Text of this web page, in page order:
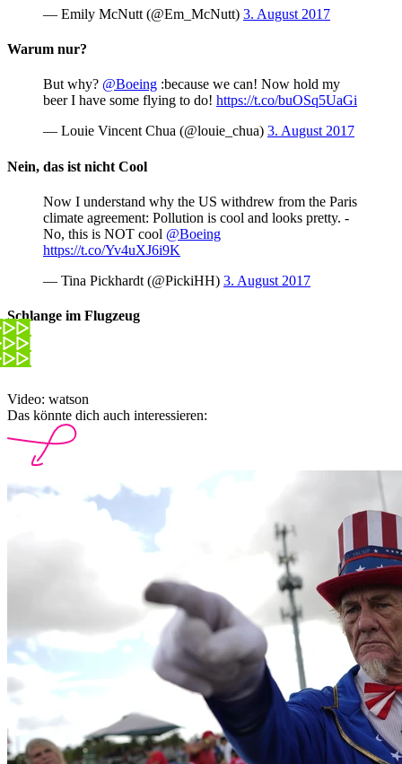
— Emily McNutt (@Em_McNutt) 3. August 2017
Warum nur?
But why? @Boeing :because we can! Now hold my
beer I have some flying to do! https://t.co/buOSq5UaGi
— Louie Vincent Chua (@louie_chua) 3. August 2017
Nein, das ist nicht Cool
Now I understand why the US withdrew from the Paris
climate agreement: Pollution is cool and looks pretty. -
No, this is NOT cool @Boeing
https://t.co/Yv4uXJ6i9K
— Tina Pickhardt (@PickiHH) 3. August 2017
Schlange im Flugzeug
Video: watson
Das könnte dich auch interessieren: